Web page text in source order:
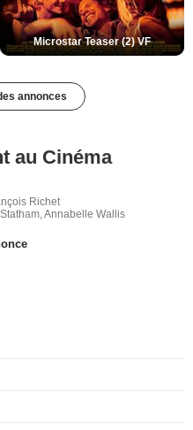
Microstar Teaser (2) VF
annonces
au Cinéma
Richet
Annabelle Wallis